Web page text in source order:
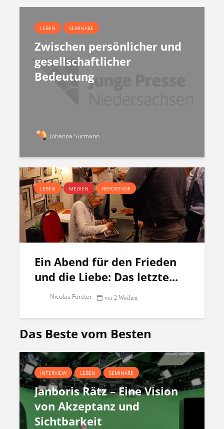
LEBEN SEMINARE
Zwischen persönlicher und
gesellschaftlicher
Bedeutung
Johanna Surmann
LEBEN MEDIEN REPORTAGE
Ein Abend für den Frieden
und die Liebe: Das letzte...
Nicolas Förster vor 2 Wochen
Das Beste vom Besten
INTERVIEW LEBEN SEMINARE
Janboris Rätz – Eine Vision
von Akzeptanz und
Sichtbarkeit